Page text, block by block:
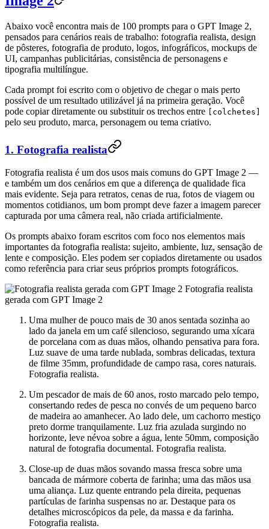
Abaixo você encontra mais de 100 prompts para o GPT Image 2,
pensados para cenários reais de trabalho: fotografia realista, design
de pôsteres, fotografia de produto, logos, infográficos, mockups de
UI, campanhas publicitárias, consistência de personagens e
tipografia multilíngue.
Cada prompt foi escrito com o objetivo de chegar o mais perto
possível de um resultado utilizável já na primeira geração. Você
pode copiar diretamente ou substituir os trechos entre
[colchetes]
pelo seu produto, marca, personagem ou tema criativo.
1. Fotografia realista
Fotografia realista é um dos usos mais comuns do GPT Image 2 —
e também um dos cenários em que a diferença de qualidade fica
mais evidente. Seja para retratos, cenas de rua, fotos de viagem ou
momentos cotidianos, um bom prompt deve fazer a imagem parecer
capturada por uma câmera real, não criada artificialmente.
Os prompts abaixo foram escritos com foco nos elementos mais
importantes da fotografia realista: sujeito, ambiente, luz, sensação de
lente e composição. Eles podem ser copiados diretamente ou usados
como referência para criar seus próprios prompts fotográficos.
Fotografia realista
gerada com GPT Image 2
Uma mulher de pouco mais de 30 anos sentada sozinha ao
lado da janela em um café silencioso, segurando uma xícara
de porcelana com as duas mãos, olhando pensativa para fora.
Luz suave de uma tarde nublada, sombras delicadas, textura
de filme 35mm, profundidade de campo rasa, cores naturais.
Fotografia realista.
Um pescador de mais de 60 anos, rosto marcado pelo tempo,
consertando redes de pesca no convés de um pequeno barco
de madeira ao amanhecer. Ao lado dele, um cachorro mestiço
preto dorme tranquilamente. Luz fria azulada surgindo no
horizonte, leve névoa sobre a água, lente 50mm, composição
natural de fotografia documental. Fotografia realista.
Close-up de duas mãos sovando massa fresca sobre uma
bancada de mármore coberta de farinha; uma das mãos usa
uma aliança. Luz quente entrando pela direita, pequenas
partículas de farinha suspensas no ar. Destaque para os
detalhes microscópicos da pele, da massa e da farinha.
Fotografia realista.